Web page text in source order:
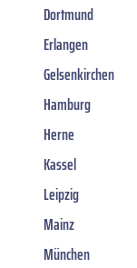
Dortmund
Erlangen
Gelsenkirchen
Hamburg
Herne
Kassel
Leipzig
Mainz
München